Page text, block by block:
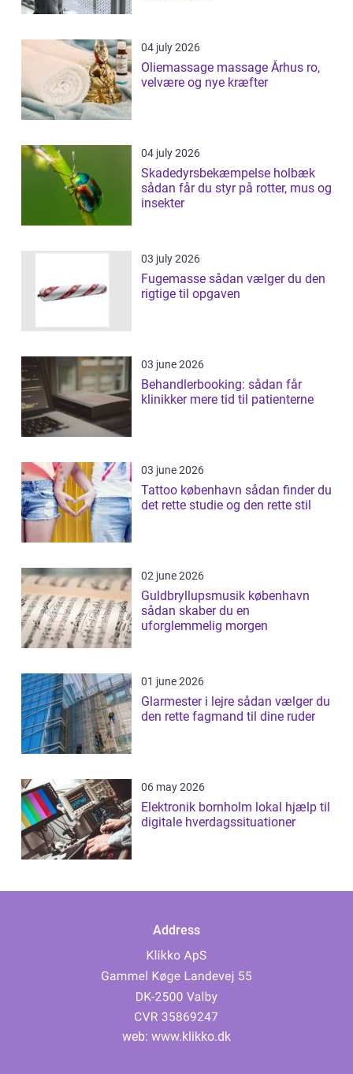
04 july 2026
Oliemassage massage Århus ro,
velvære og nye kræfter
04 july 2026
Skadedyrsbekæmpelse holbæk
sådan får du styr på rotter, mus og
insekter
03 july 2026
Fugemasse sådan vælger du den
rigtige til opgaven
03 june 2026
Behandlerbooking: sådan får
klinikker mere tid til patienterne
03 june 2026
Tattoo københavn sådan finder du
det rette studie og den rette stil
02 june 2026
Guldbryllupsmusik københavn
sådan skaber du en
uforglemmelig morgen
01 june 2026
Glarmester i lejre sådan vælger du
den rette fagmand til dine ruder
06 may 2026
Elektronik bornholm lokal hjælp til
digitale hverdagssituationer
Address
web: www.klikko.dk